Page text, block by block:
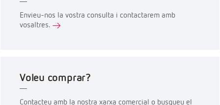
Envieu-nos la vostra consulta i contactarem amb
vosaltres.
Voleu comprar?
Contacteu amb la nostra xarxa comercial o busqueu el